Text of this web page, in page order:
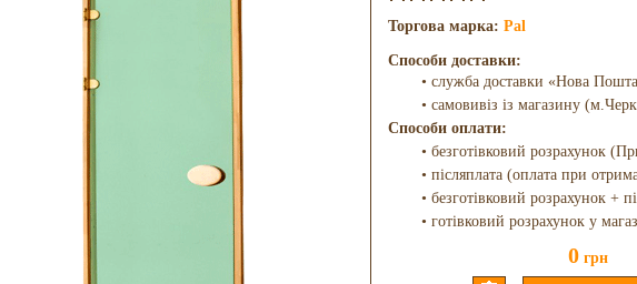
Торгова марка: Pal
Способи доставки:
• служба доставки «Нова
• самовивіз із магазину
Способи оплати:
• безготівковий розрахунок
• післяплата (оплата при
• безготівковий розрахунок +
• готівковий розрахунок у
0 грн